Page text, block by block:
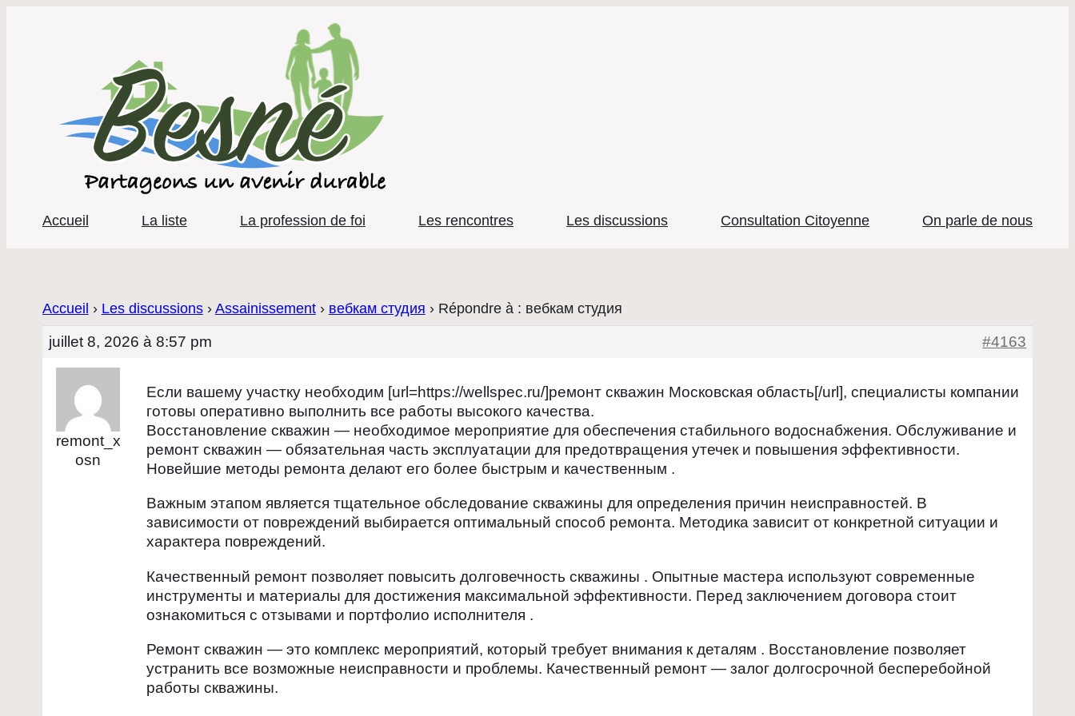
Accueil La liste La profession de foi Les rencontres Les discussions Consultation Citoyenne On parle de nous
Accueil › Les discussions › Assainissement › вебкам студия › Répondre à : вебкам студия
juillet 8, 2026 à 8:57 pm #4163
remont_x
osn
Если вашему участку необходим [url=https://wellspec.ru/]ремонт скважин Московская область[/url], специалисты компании
готовы оперативно выполнить все работы высокого качества.
Восстановление скважин — необходимое мероприятие для обеспечения стабильного водоснабжения. Обслуживание и
ремонт скважин — обязательная часть эксплуатации для предотвращения утечек и повышения эффективности.
Новейшие методы ремонта делают его более быстрым и качественным .
Важным этапом является тщательное обследование скважины для определения причин неисправностей. В
зависимости от повреждений выбирается оптимальный способ ремонта. Методика зависит от конкретной ситуации и
характера повреждений.
Качественный ремонт позволяет повысить долговечность скважины . Опытные мастера используют современные
инструменты и материалы для достижения максимальной эффективности. Перед заключением договора стоит
ознакомиться с отзывами и портфолио исполнителя .
Ремонт скважин — это комплекс мероприятий, который требует внимания к деталям . Восстановление позволяет
устранить все возможные неисправности и проблемы. Качественный ремонт — залог долгосрочной бесперебойной
работы скважины.